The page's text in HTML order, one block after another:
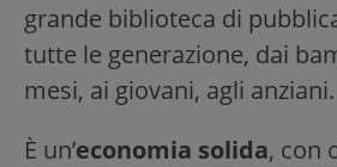
grande biblioteca di
tutte le generazione, dai
mesi, ai giovani, agli anziani.
È un’economia solida, con